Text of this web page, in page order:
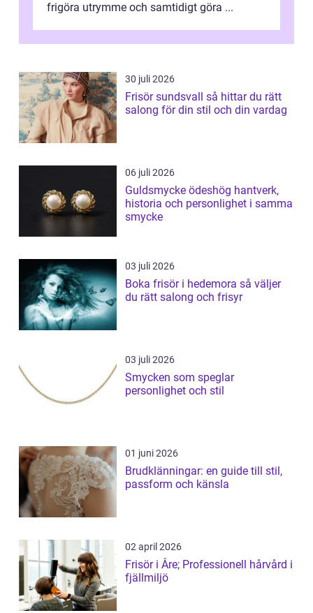
frigöra utrymme och samtidigt göra ...
30 juli 2026
Frisör sundsvall så hittar du rätt
salong för din stil och din vardag
06 juli 2026
Guldsmycke ödeshög hantverk,
historia och personlighet i samma
smycke
03 juli 2026
Boka frisör i hedemora så väljer
du rätt salong och frisyr
03 juli 2026
Smycken som speglar
personlighet och stil
01 juni 2026
Brudklänningar: en guide till stil,
passform och känsla
02 april 2026
Frisör i Åre; Professionell hårvård i
fjällmiljö